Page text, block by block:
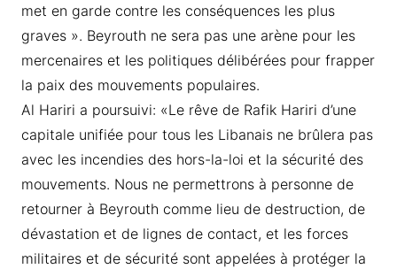
met en garde contre les conséquences les plus
graves ». Beyrouth ne sera pas une arène pour les
mercenaires et les politiques délibérées pour frapper
la paix des mouvements populaires.
Al Hariri a poursuivi: «Le rêve de Rafik Hariri d’une
capitale unifiée pour tous les Libanais ne brûlera pas
avec les incendies des hors-la-loi et la sécurité des
mouvements. Nous ne permettrons à personne de
retourner à Beyrouth comme lieu de destruction, de
dévastation et de lignes de contact, et les forces
militaires et de sécurité sont appelées à protéger la